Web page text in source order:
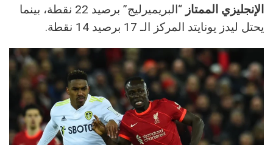
الإنجليزي الممتاز
“البريميرليج” برصيد 22 نقطة، بينما
يحتل ليدز يونايتد المركز الـ 17 برصيد 14 نقطة.